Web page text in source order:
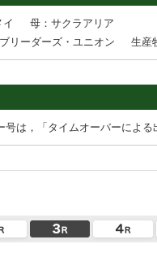
母：サクラアリア
リーダーズ・ユニオン
生産
号は，「タイムオーバーによ